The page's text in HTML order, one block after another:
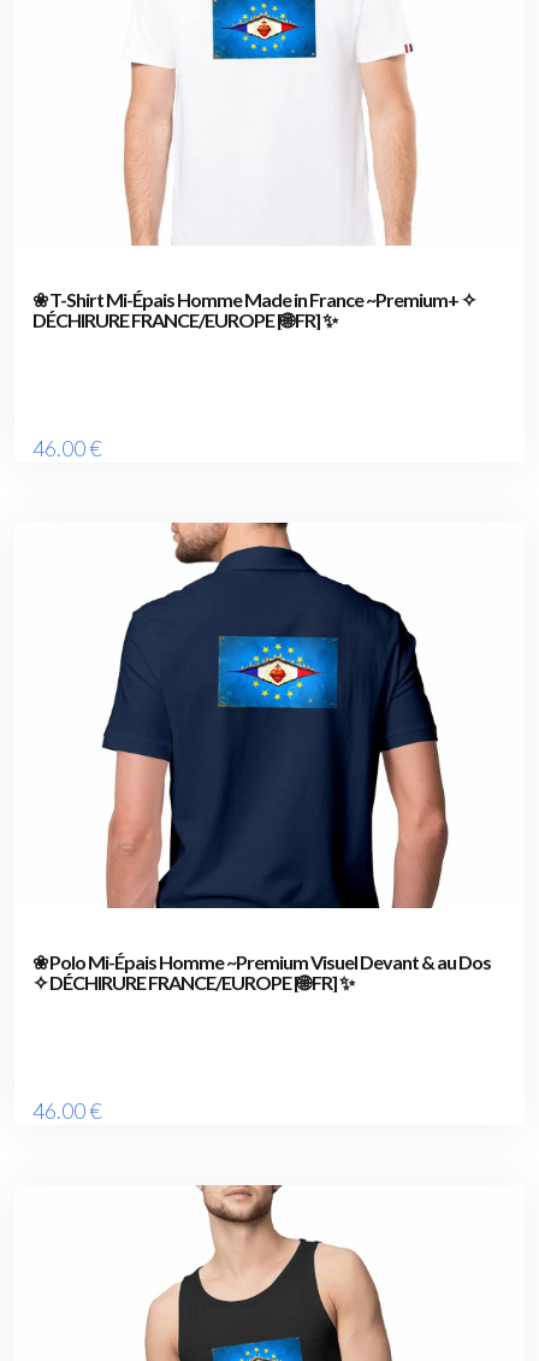
❀ T-Shirt Mi-Épais Homme Made in France ~Premium+ ✧
DÉCHIRURE FRANCE/EUROPE [🌐 FR] ✨
46.00€
❀ Polo Mi-Épais Homme ~Premium Visuel Devant & au Dos
✧ DÉCHIRURE FRANCE/EUROPE [🌐 FR] ✨
46.00€